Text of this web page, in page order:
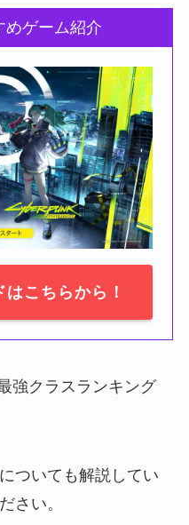
めゲーム紹介
こちらから！
強クラスランキング
ついても解説してい
さい。